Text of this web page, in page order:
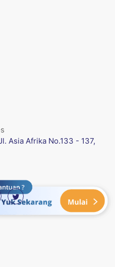
Asia Afrika No.133 - 137,